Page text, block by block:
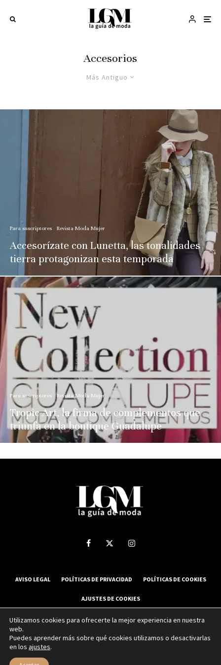
Accesorios
Más Antiguo
Para suscriptores Revista Moda Mujer
Accesorízate con Lunetta, las tonalidades
tierra protagonizan esta temporada
Para suscriptores Revista Moda Mujer
Tropic Art, la firma de complementos que
triunfa en la boutique Guadalupe
AVISO LEGAL POLÍTICAS DE PRIVACIDAD POLÍTICAS DE COOKIES
AJUSTES DE COOKIES
2025 La Guía de Moda - Todos los derechos reservados.
Utilizamos cookies para ofrecerte la mejor experiencia en nuestra
web.
Puedes aprender más sobre qué cookies utilizamos o desactivarlas
en los ajustes.